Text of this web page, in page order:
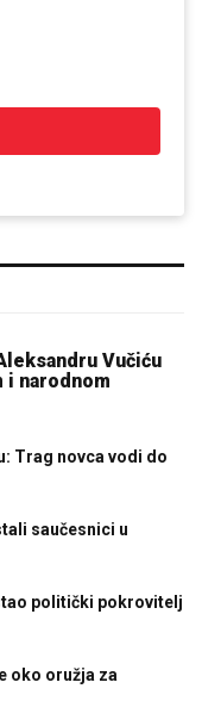
Vučiću
i narodnom
Trag novca vodi do
saučesnici u
politički pokrovitelj
oko oružja za